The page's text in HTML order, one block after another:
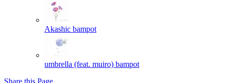
Akashic bampot
umbrella (feat. muiro) bampot
Share this Page